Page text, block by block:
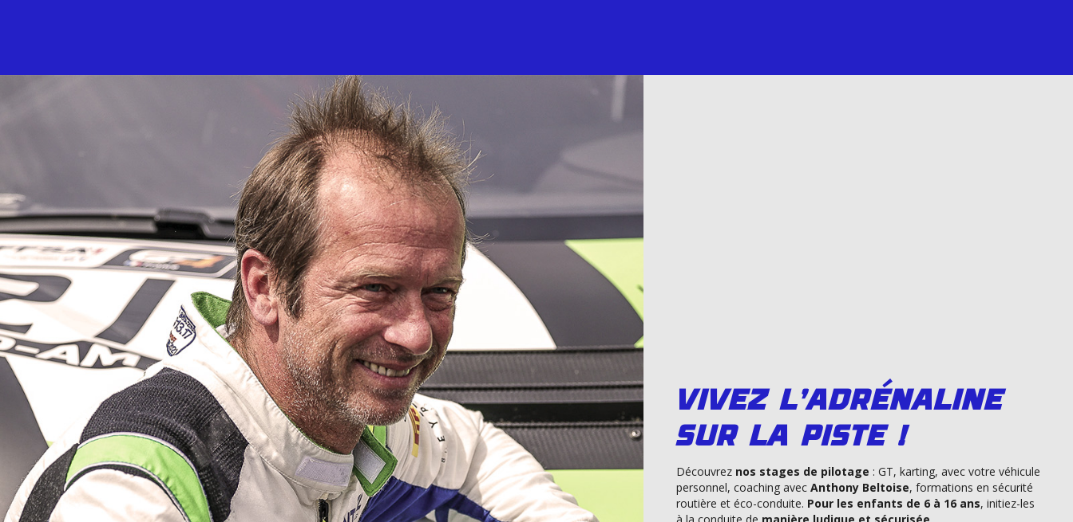
Vivez l'adrénaline
sur la piste !
Découvrez nos stages de pilotage : GT, karting, avec votre véhicule
personnel, coaching avec Anthony Beltoise, formations en sécurité
routière et éco-conduite. Pour les enfants de 6 à 16 ans, initiez-les